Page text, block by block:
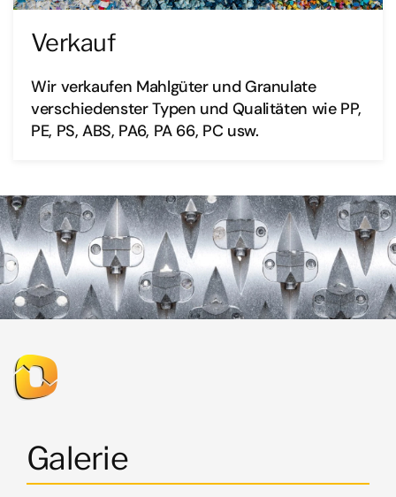
Verkauf
Wir verkaufen Mahlgüter und Granulate
verschiedenster Typen und Qualitäten wie PP,
PE, PS, ABS, PA6, PA 66, PC usw.
Galerie